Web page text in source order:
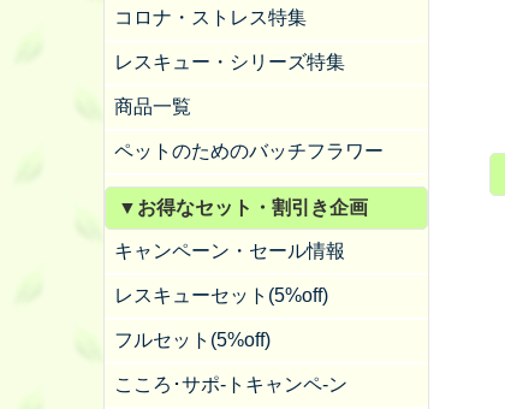
コロナ・ストレス特集
レスキュー・シリーズ特集
商品一覧
ペットのためのバッチフラワー
▼お得なセット・割引き企画
キャンペーン・セール情報
レスキューセット(5%off)
フルセット(5%off)
こころ･サポ-トキャンペ-ン